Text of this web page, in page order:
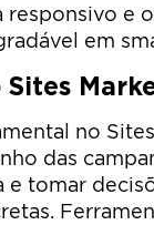
e
em
Sites
no
das
tomar